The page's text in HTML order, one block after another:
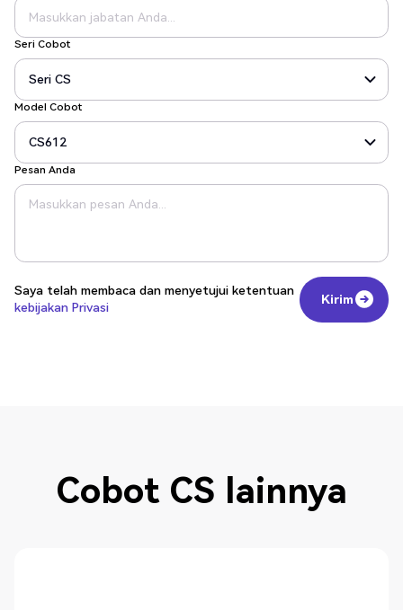
Seri Cobot
Model Cobot
Pesan Anda
Saya telah membaca dan menyetujui ketentuan
kebijakan Privasi
Kirim
Kirim
Cobot CS lainnya